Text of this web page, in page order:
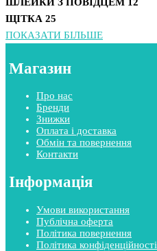
ЩІТКА 25
ПОКАЗАТИ БІЛЬШЕ
Магазин
Про нас
Бренди
Знижки
Оплата і доставка
Обмін та повернення
Контакти
Інформація
Умови використання
Публічна оферта
Політика повернення
Політика конфіденційності